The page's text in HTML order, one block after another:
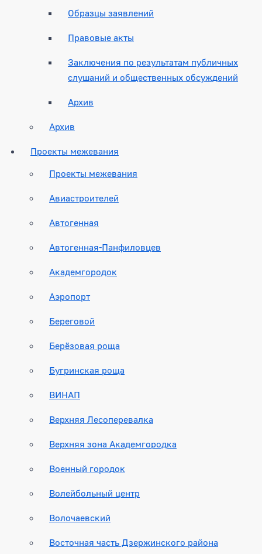
Образцы заявлений
Правовые акты
Заключения по результатам публичных
слушаний и общественных обсуждений
Архив
Архив
Проекты межевания
Проекты межевания
Авиастроителей
Автогенная
Автогенная-Панфиловцев
Академгородок
Аэропорт
Береговой
Берёзовая роща
Бугринская роща
ВИНАП
Верхняя Лесоперевалка
Верхняя зона Академгородка
Военный городок
Волейбольный центр
Волочаевский
Восточная часть Дзержинского района